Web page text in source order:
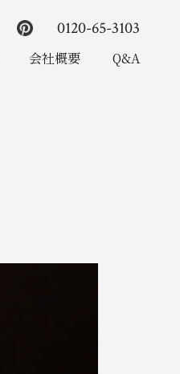
0120-65-3103
会社概要 Q&A